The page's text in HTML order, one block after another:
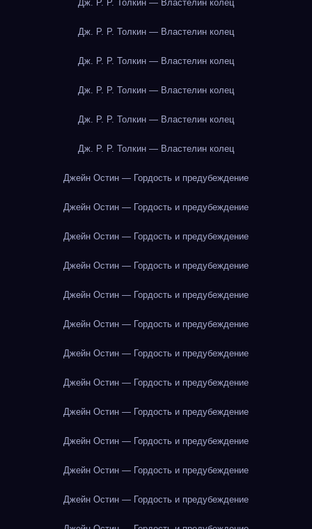
Дж. Р. Р. Толкин — Властелин колец
Дж. Р. Р. Толкин — Властелин колец
Дж. Р. Р. Толкин — Властелин колец
Дж. Р. Р. Толкин — Властелин колец
Дж. Р. Р. Толкин — Властелин колец
Дж. Р. Р. Толкин — Властелин колец
Джейн Остин — Гордость и предубеждение
Джейн Остин — Гордость и предубеждение
Джейн Остин — Гордость и предубеждение
Джейн Остин — Гордость и предубеждение
Джейн Остин — Гордость и предубеждение
Джейн Остин — Гордость и предубеждение
Джейн Остин — Гордость и предубеждение
Джейн Остин — Гордость и предубеждение
Джейн Остин — Гордость и предубеждение
Джейн Остин — Гордость и предубеждение
Джейн Остин — Гордость и предубеждение
Джейн Остин — Гордость и предубеждение